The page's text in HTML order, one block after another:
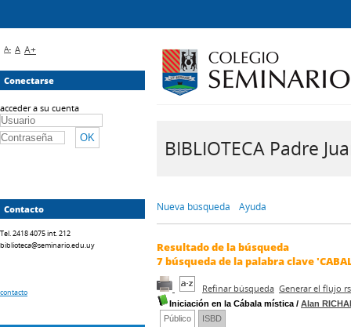
BIBLIOTECA Padre
Nueva búsqueda Ayuda
Resultado de la búsqueda
7búsqueda de la palabra clave
Refinar búsqueda Generar el flujo
Iniciación en la Cábala mística / Alan
Público
ISBD
A- A A+
Conectarse
acceder a su cuenta
Contacto
Tel. 2418 4075 int. 212
biblioteca@seminario.edu.uy
contacto